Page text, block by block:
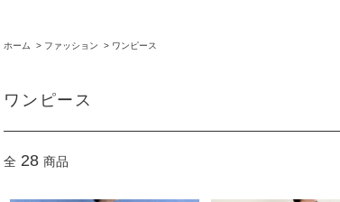
ホーム > ファッション > ワンピース
ワンピース
全 28 商品